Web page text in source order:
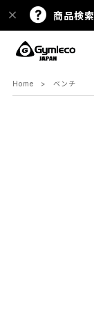
商品検
Home ベンチ